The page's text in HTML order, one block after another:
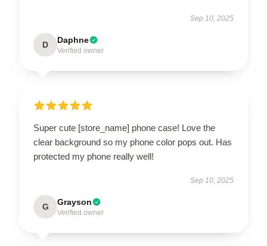
Sep 10, 2025
D Daphne
Verified owner
Super cute [store_name] phone case! Love the
clear background so my phone color pops out. Has
protected my phone really well!
Sep 10, 2025
G Grayson
Verified owner